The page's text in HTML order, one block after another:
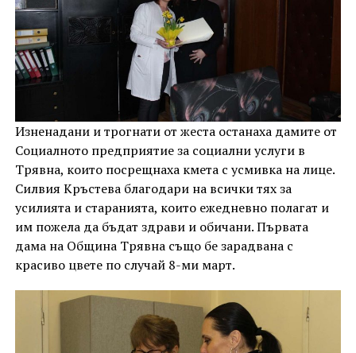
Изненадани и трогнати от жеста останаха дамите от
Социалното предприятие за социални услуги в
Трявна, които посрещнаха кмета с усмивка на лице.
Силвия Кръстева благодари на всички тях за
усилията и старанията, които ежедневно полагат и
им пожела да бъдат здрави и обичани. Първата
дама на Община Трявна също бе зарадвана с
красиво цвете по случай 8-ми март.